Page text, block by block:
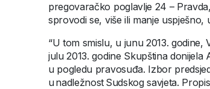
pregovaračko poglavlje 24 –
sprovodi se, više ili manje
“U tom smislu, u junu 2013.
julu 2013. godine Skupština
u pogledu pravosuđa. Izbor
u nadležnost Sudskog savjeta.